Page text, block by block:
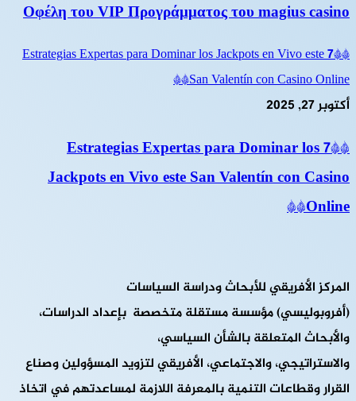
Οφέλη του VIP Προγράμματος του magius casino
**7 Estrategias Expertas para Dominar los Jackpots en Vivo este
San Valentín con Casino Online**
أكتوبر 27, 2025
**7 Estrategias Expertas para Dominar los
Jackpots en Vivo este San Valentín con Casino
Online**
المركز الأفريقي للأبحاث ودراسة السياسات
(أفروبوليسي) مؤسسة مستقلة متخصصة بإعداد الدراسات،
والأبحاث المتعلقة بالشأن السياسي،
والاستراتيجي، والاجتماعي، الأفريقي لتزويد المسؤولين وصناع
القرار وقطاعات التنمية بالمعرفة اللازمة لمساعدتهم في اتخاذ